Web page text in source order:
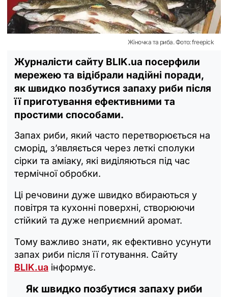
Жіночка та риба. Фото: freepick
Журналісти сайту BLIK.ua посерфили
мережею та відібрали надійні поради,
як швидко позбутися запаху риби після
її приготування ефективними та
простими способами.
Запах риби, який часто перетворюється на
сморід, з’являється через леткі сполуки
сірки та аміаку, які виділяються під час
термічної обробки.
Ці речовини дуже швидко вбираються у
повітря та кухонні поверхні, створюючи
стійкий та дуже неприємний аромат.
Тому важливо знати, як ефективно усунути
запах риби після її готування. Сайту
BLIK.ua інформує.
Як швидко позбутися запаху риби